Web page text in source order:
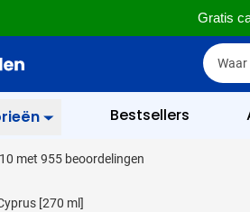
Gratis
Zoek
Zoek
Bestsellers
is 86
met 955 beoordelingen
[270 ml]